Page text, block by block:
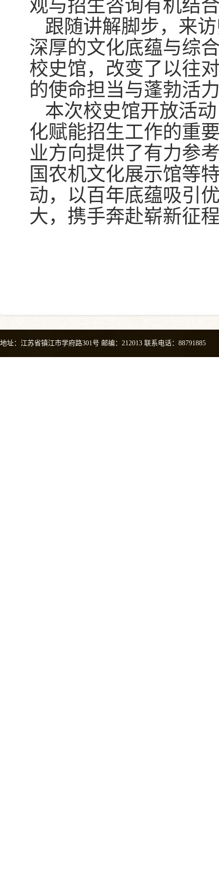
观与招生咨询有机结
跟随讲解脚步，来
深厚的文化底蕴与综
校史馆，改变了以往
的使命担当与蓬勃活
本次校史馆开放活
化赋能招生工作的重
业方向提供了有力参
国农机文化展示馆等
动，以百年底蕴吸引
大，携手奔赴崭新征
地址：江苏省镇江市学府路301号 邮编：212013 联系电话：88791885